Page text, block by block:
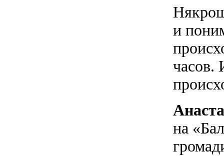
и
часов.
на